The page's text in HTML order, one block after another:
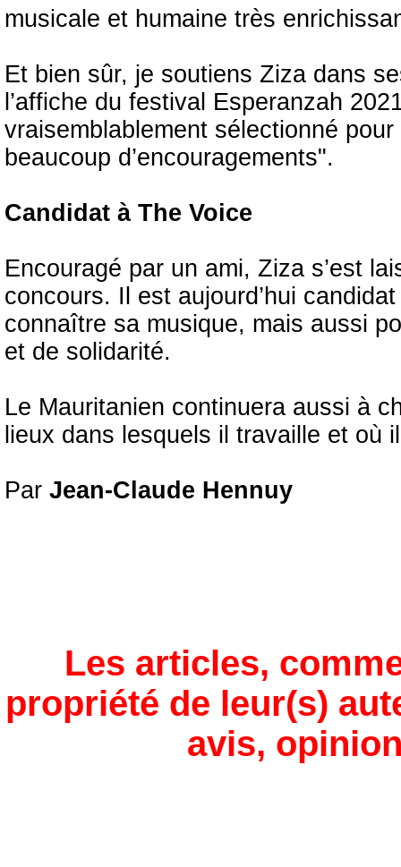
musicale et humaine très
Et bien sûr, je soutiens Ziza dans
l’affiche du festival Esperanzah
vraisemblablement sélectionné
beaucoup d’encouragements".
Candidat à The Voice
Encouragé par un ami, Ziza s’est
concours. Il est aujourd’hui
connaître sa musique, mais aussi
et de solidarité.
Le Mauritanien continuera aussi à
lieux dans lesquels il travaille et où
Par Jean-Claude Hennuy
Les articles,
propriété de leur(s)
avis,